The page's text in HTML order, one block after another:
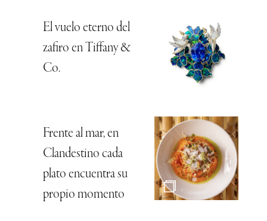
El vuelo eterno del
zafiro en Tiffany &
Co.
Frente al mar, en
Clandestino cada
plato encuentra su
propio momento